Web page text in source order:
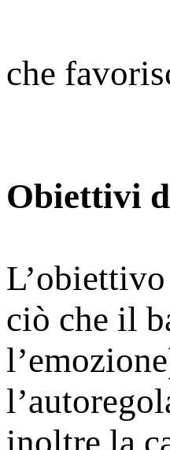
che
Obiettivi
ciò che il